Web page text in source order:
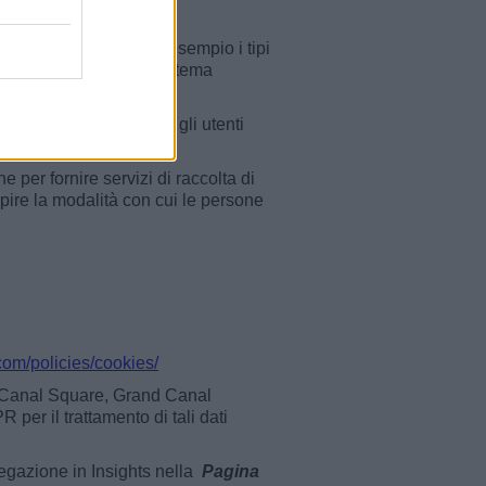
informazioni quali ad esempio i tipi
usati (indirizzi IP, sistema
di Facebook quando gli utenti
per fornire servizi di raccolta di
la modalità con cui le persone
policies/cookies/
Square, Grand Canal
per il trattamento di tali dati
in Insights nella Pagina